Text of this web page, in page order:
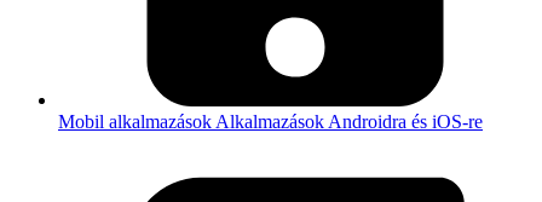
Mobil alkalmazások Alkalmazások Androidra és iOS-re